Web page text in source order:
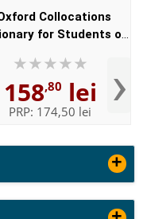
+
Collocations
for Students of
of English -
Paperback
158,80 lei
PRP: 174,50 lei ›